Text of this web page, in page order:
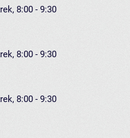
8:00 - 9:30
8:00 - 9:30
8:00 - 9:30